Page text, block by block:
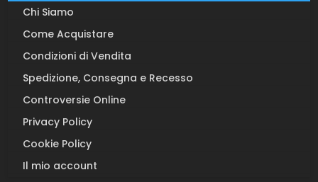
Chi Siamo
Come Acquistare
Condizioni di Vendita
Spedizione, Consegna e Recesso
Controversie Online
Privacy Policy
Cookie Policy
Il mio account